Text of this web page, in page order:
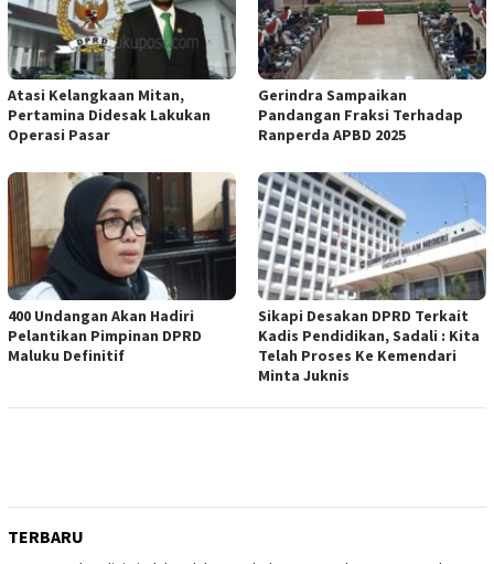
Atasi Kelangkaan Mitan,
Pertamina Didesak Lakukan
Operasi Pasar
Gerindra Sampaikan
Pandangan Fraksi Terhadap
Ranperda APBD 2025
400 Undangan Akan Hadiri
Pelantikan Pimpinan DPRD
Maluku Definitif
Sikapi Desakan DPRD Terkait
Kadis Pendidikan, Sadali : Kita
Telah Proses Ke Kemendari
Minta Juknis
TERBARU